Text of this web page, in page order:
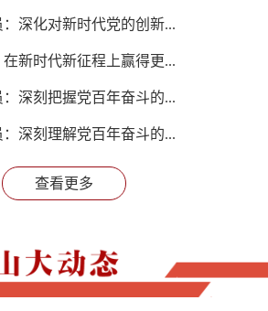
深化对新时代党的创新...
新时代新征程上赢得更...
深刻把握党百年奋斗的...
深刻理解党百年奋斗的...
查看更多